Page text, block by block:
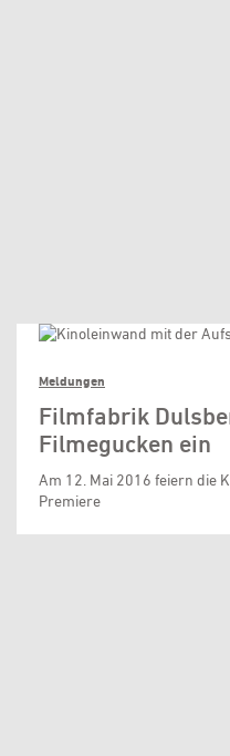
Meldungen
Filmfabrik
Filmegucken ein
Am 12. Mai 2016 feiern die
Premiere